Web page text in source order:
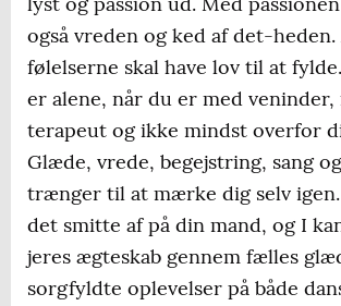
også vreden og ked af det-heden.
følelserne skal have lov til at
er alene, når du er med veninder,
terapeut og ikke mindst overfor
Glæde, vrede, begejstring, sang
trænger til at mærke dig selv
det smitte af på din mand, og I
jeres ægteskab gennem fælles
sorgfyldte oplevelser på både